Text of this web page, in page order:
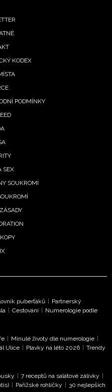
ODESLAT
s
Extra s.r.o.a
seZásadami
KODEX
PODMÍNKY
SEX
SOUKROMÍ
puberťáků
Partnerský
Cestování
Numerologie podle
Minulé životy dle numerologie
Ulice Plavky na léto 2026
Trendy
7 receptů na salátové zálivky
Pařížské rohlíčky
30 nejlepších